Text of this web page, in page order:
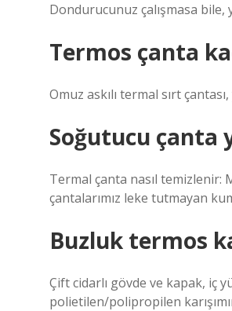
Dondurucunuz çalışmasa
Termos çanta
Omuz askılı termal sırt
Soğutucu çanta
Termal çanta nasıl temizlenir:
çantalarımız leke tutmayan
Buzluk termos
Çift cidarlı gövde ve kapak, iç
polietilen/polipropilen